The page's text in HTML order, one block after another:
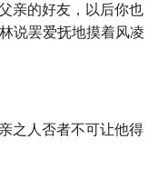
亲的好友，以后你也
说罢爱抚地摸着风凌
之人否者不可让他得